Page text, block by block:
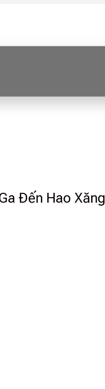
Đến Hao Xăng